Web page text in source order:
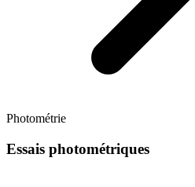
Photométrie
Essais photométriques